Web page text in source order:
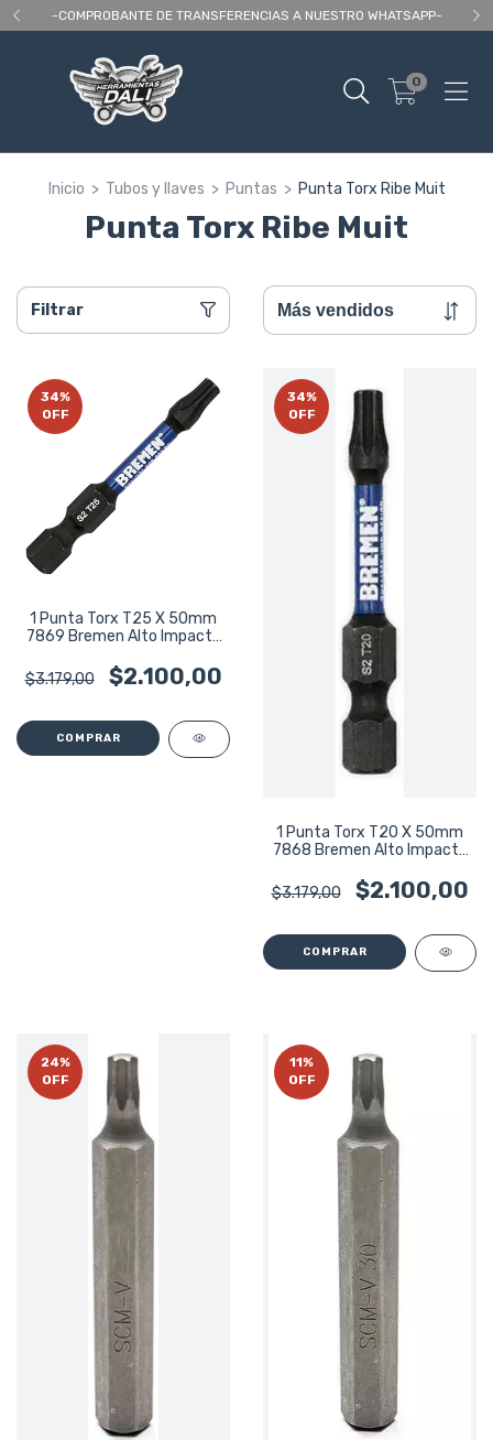
-COMPROBANTE DE TRANSFERENCIAS A NUESTRO WHATSAPP-
0
Inicio > Tubos y llaves > Puntas > Punta Torx Ribe Muit
Punta Torx Ribe Muit
Filtrar
34%
OFF
1 Punta Torx T25 X 50mm
7869 Bremen Alto Impacto
$3.179,00
$2.100,00
34%
OFF
1 Punta Torx T20 X 50mm
7868 Bremen Alto Impacto
$3.179,00
$2.100,00
24%
OFF
11%
OFF